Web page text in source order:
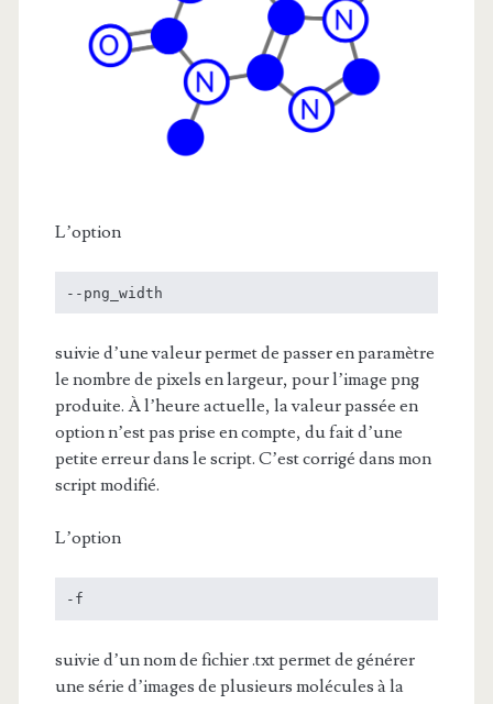
L’option
--png_width
suivie d’une valeur permet de passer en paramètre
le nombre de pixels en largeur, pour l’image png
produite. À l’heure actuelle, la valeur passée en
option n’est pas prise en compte, du fait d’une
petite erreur dans le script. C’est corrigé dans mon
script modifié.
L’option
-f
suivie d’un nom de fichier .txt permet de générer
une série d’images de plusieurs molécules à la